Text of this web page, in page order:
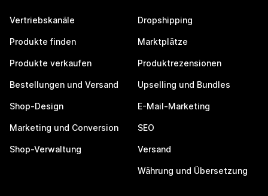
Vertriebskanäle
Produkte finden
Produkte verkaufen
Bestellungen und Versand
Shop-Design
Marketing und Conversion
Shop-Verwaltung
Dropshipping
Marktplätze
Produktrezensionen
Upselling und Bundles
E-Mail-Marketing
SEO
Versand
Währung und Übersetzung